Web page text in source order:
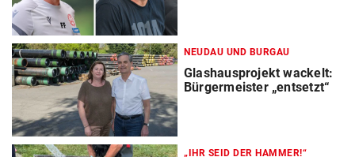
NEUDAU UND BURGAU
Glashausprojekt wackelt:
Bürgermeister „entsetzt“
„IHR SEID DER HAMMER!“